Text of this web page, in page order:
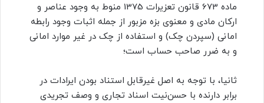
ماده 673 قانون تعزیرات 1375 منوط به وجود عناصر و
ارکان مادی و معنوی بزه مزبور از جمله اثبات وجود رابطه
امانی (سپردن چک) و استفاده از چک در غیر موارد امانی
و به ضرر صاحب حساب است؛
ثانیا، با توجه به اصل غیرقابل استناد بودن ایرادات در
برابر دارنده با حسن‌نیت اسناد تجاری و وصف تجریدی